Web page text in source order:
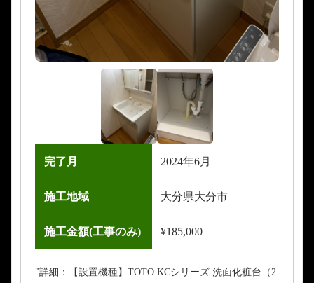
完了月 2024年6月
施工地域 大分県大分市
施工金額(工事のみ) ¥185,000
"詳細：【設置機種】TOTO KCシリーズ 洗面化粧台（2